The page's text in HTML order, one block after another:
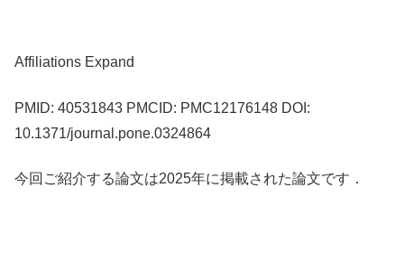
Affiliations Expand
PMID: 40531843 PMCID: PMC12176148 DOI:
10.1371/journal.pone.0324864
今回ご紹介する論文は2025年に掲載された論文です．